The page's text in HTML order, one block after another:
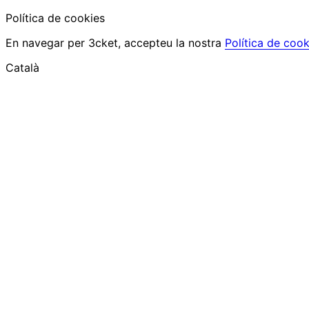
Política de cookies
En navegar per 3cket, accepteu la nostra Política de
Català